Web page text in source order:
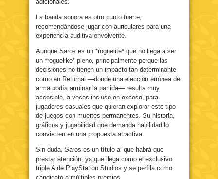
adicionales.
La banda sonora es otro punto fuerte,
recomendándose jugar con auriculares para una
experiencia auditiva envolvente.
Aunque Saros es un *roguelite* que no llega a ser
un *roguelike* pleno, principalmente porque las
decisiones no tienen un impacto tan determinante
como en Returnal —donde una elección errónea de
arma podía arruinar la partida— resulta muy
accesible, a veces incluso en exceso, para
jugadores casuales que quieran explorar este tipo
de juegos con muertes permanentes. Su historia,
gráficos y jugabilidad que demanda habilidad lo
convierten en una propuesta atractiva.
Sin duda, Saros es un título al que habrá que
prestar atención, ya que llega como el exclusivo
triple A de PlayStation Studios y se perfila como
candidato a múltiples premios.